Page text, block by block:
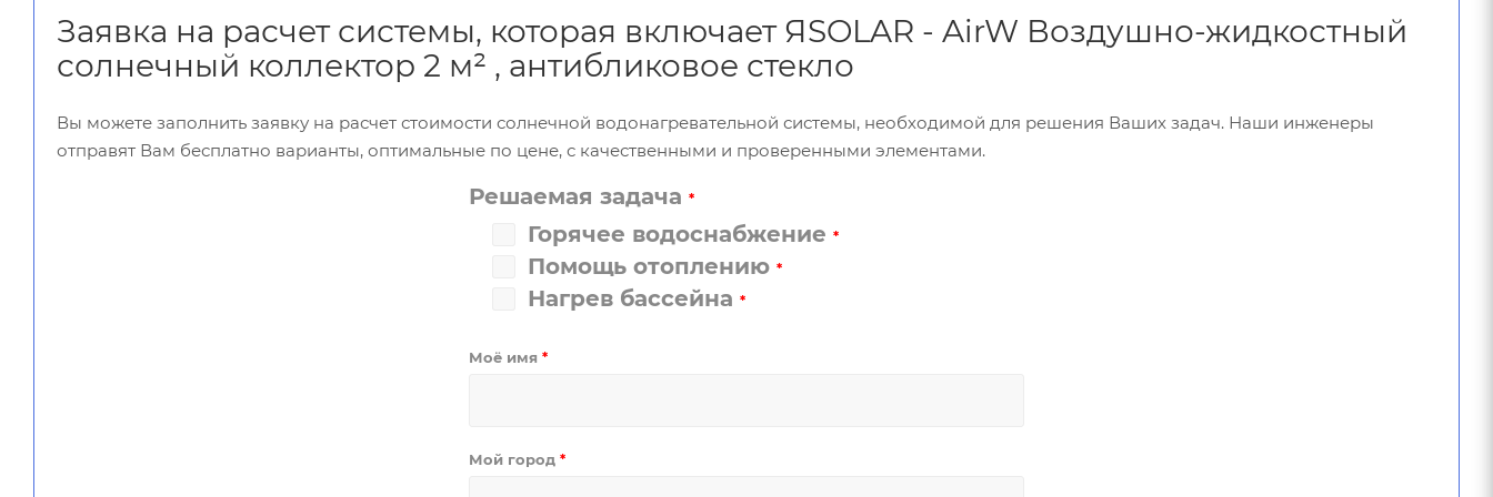
Заявка на расчет системы, которая включает ЯSOLAR - AirW Воздушно-жидкостный
солнечный коллектор 2 м² , антибликовое стекло
Вы можете заполнить заявку на расчет стоимости солнечной водонагревательной системы, необходимой для решения Ваших задач. Наши инженеры
отправят Вам бесплатно варианты, оптимальные по цене, с качественными и проверенными элементами.
Решаемая задача *
Горячее водоснабжение *
Помощь отоплению *
Нагрев бассейна *
Моё имя *
Мой город *